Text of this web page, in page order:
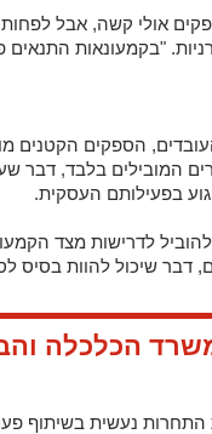
אולי קשה, אבל לפחות
"בקמעונאות התנאים
הספקים הקטנים
המובילים בלבד, דבר
בפעילותם העסקית.
לדרישות מצד
דבר שיכול להוות בסיס
הכלכלה
התחרות נעשית בשיתוף